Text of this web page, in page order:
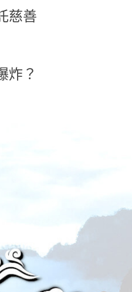
慈善
炸？